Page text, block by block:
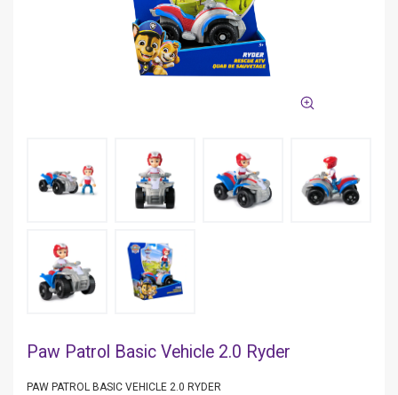
Paw Patrol Basic Vehicle 2.0 Ryder
PAW PATROL BASIC VEHICLE 2.0 RYDER